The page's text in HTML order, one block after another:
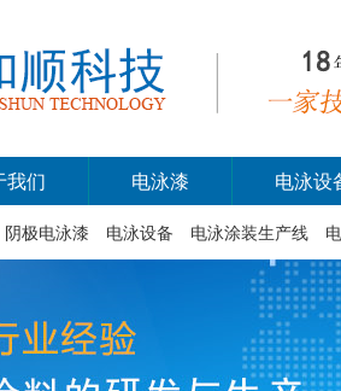
我们 电泳漆 电泳设
阴极电泳漆 电泳设备 电泳涂装生产线